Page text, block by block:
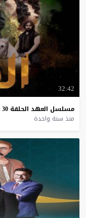
32:42
مسلسل العهد الحلقة 30
منذ سنة واحدة